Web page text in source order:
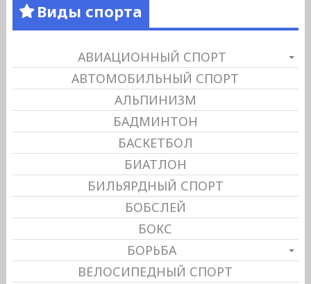
Виды спорта
АВИАЦИОННЫЙ СПОРТ
АВТОМОБИЛЬНЫЙ СПОРТ
АЛЬПИНИЗМ
БАДМИНТОН
БАСКЕТБОЛ
БИАТЛОН
БИЛЬЯРДНЫЙ СПОРТ
БОБСЛЕЙ
БОКС
БОРЬБА
ВЕЛОСИПЕДНЫЙ СПОРТ